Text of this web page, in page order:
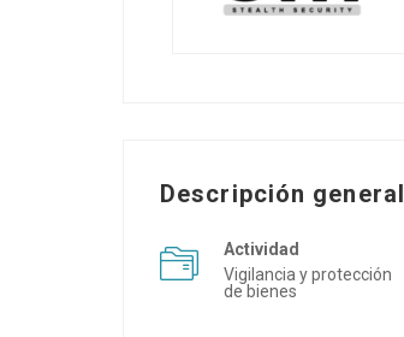
Descripción general
Actividad
Vigilancia y protección
de bienes